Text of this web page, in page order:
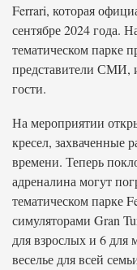
Ferrari, которая
сентябре 2024 года.
тематическом парке
представители СМИ,
гости.
На мероприятии
кресел, захваченные
времени. Теперь
адреналина могут
тематическом парке
симуляторами Gran
для взрослых и 6 для
веселье для всей